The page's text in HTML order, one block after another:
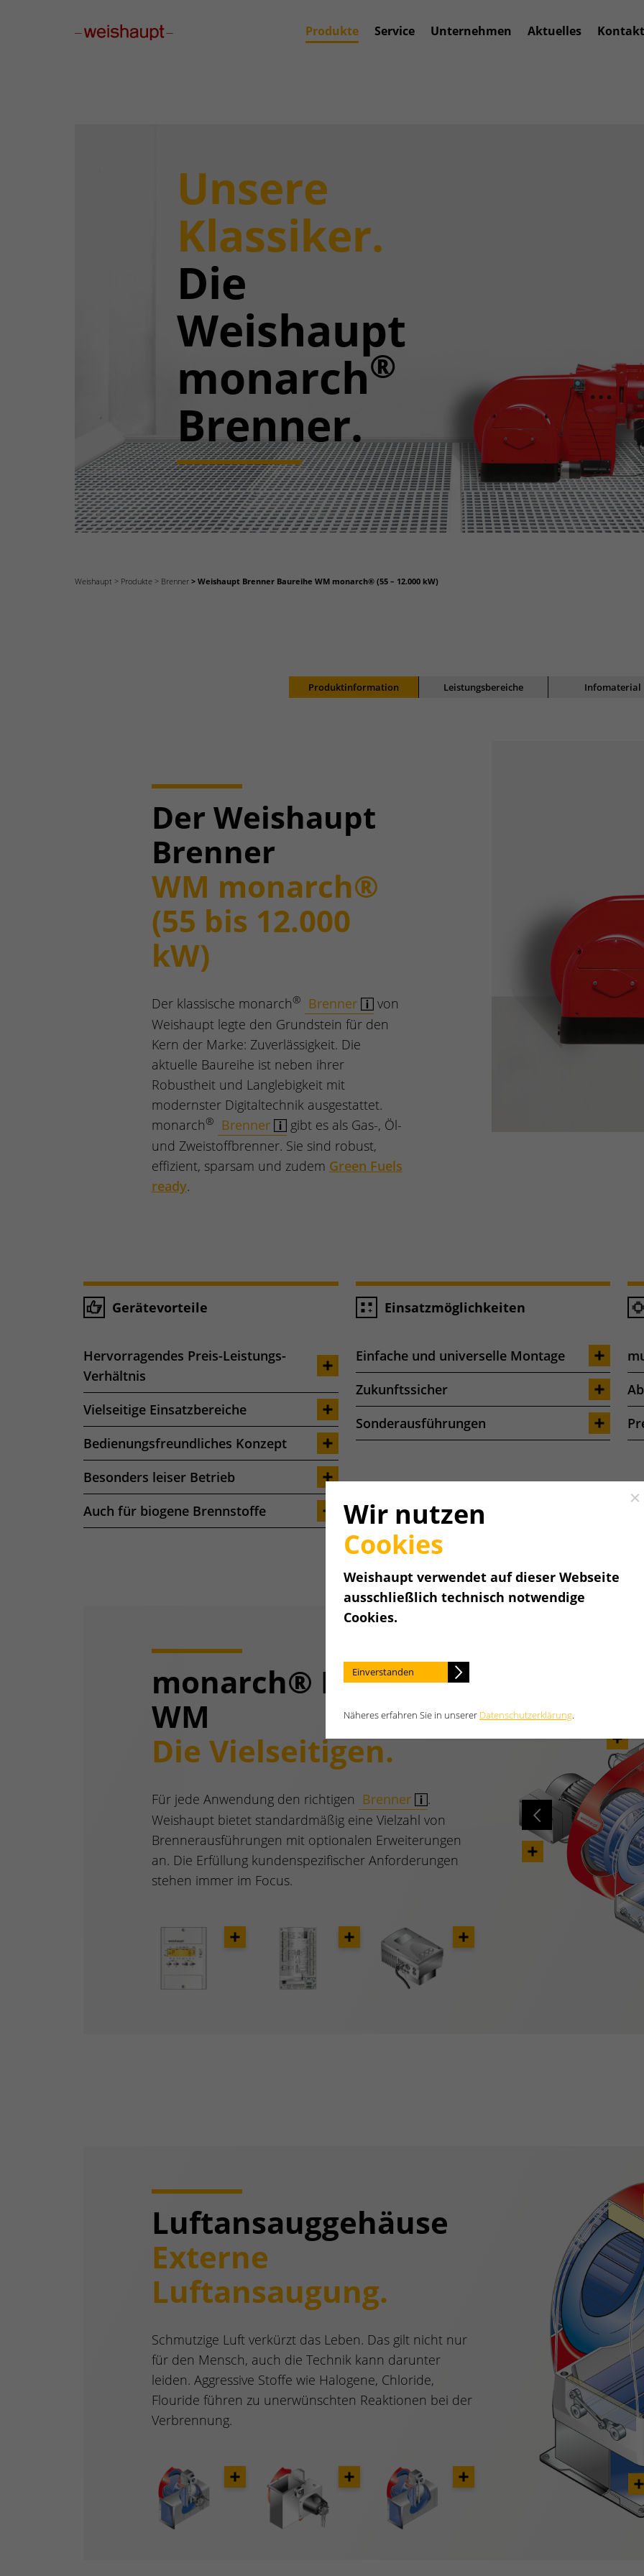
Produkte Service Unternehmen Aktuelles Kontakt
Unsere
Klassiker.
Die
Weishaupt
monarch®
Brenner.
Weishaupt Produkte Brenner Weishaupt Brenner Baureihe WM monarch® (55 – 12.000 kW)
Produktinformation Leistungsbereiche Infomaterial
Der Weishaupt
Brenner
WM monarch®
(55 bis 12.000
kW)
Der klassische monarch® Brenner
von
Weishaupt legte den Grundstein für den
Kern der Marke: Zuverlässigkeit. Die
aktuelle Baureihe ist neben ihrer
Robustheit und Langlebigkeit mit
modernster Digitaltechnik ausgestattet.
monarch® Brenner
gibt es als Gas-, Öl-
und Zweistoffbrenner. Sie sind robust,
effizient, sparsam und zudem Green Fuels
ready.
Gerätevorteile
Hervorragendes Preis-Leistungs-
Verhältnis
Vielseitige Einsatzbereiche
Bedienungsfreundliches Konzept
Besonders leiser Betrieb
Auch für biogene Brennstoffe
Einsatzmöglichkeiten
Einfache und universelle Montage
Zukunftssicher
Sonderausführungen
monarch® Brenner
WM
Die Vielseitigen.
Für jede Anwendung den richtigen Brenner
.
Weishaupt bietet standardmäßig eine Vielzahl von
Brennerausführungen mit optionalen Erweiterungen
an. Die Erfüllung kundenspezifischer Anforderungen
stehen immer im Focus.
Previous
Opener Opener Opener
Luftansauggehäuse
Externe
Luftansaugung.
Schmutzige Luft verkürzt das Leben. Das gilt nicht nur
für den Mensch, auch die Technik kann darunter
leiden. Aggressive Stoffe wie Halogene, Chloride,
Flouride führen zu unerwünschten Reaktionen bei der
Verbrennung.
Opener Opener Opener
Wir nutzen
Cookies
Weishaupt verwendet auf dieser Webseite
ausschließlich technisch notwendige
Cookies.
Einverstanden
Näheres erfahren Sie in unserer Datenschutzerklärung.